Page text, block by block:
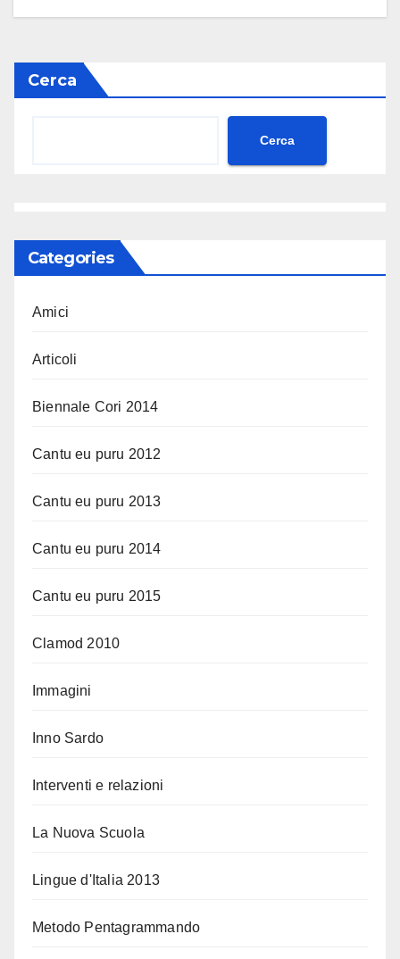
Cerca
Cerca
Categories
Amici
Articoli
Biennale Cori 2014
Cantu eu puru 2012
Cantu eu puru 2013
Cantu eu puru 2014
Cantu eu puru 2015
Clamod 2010
Immagini
Inno Sardo
Interventi e relazioni
La Nuova Scuola
Lingue d'Italia 2013
Metodo Pentagrammando